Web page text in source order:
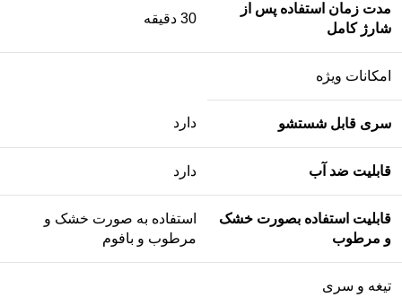
مدت زمان استفاده پس از
شارژ کامل
30 دقیقه
امکانات ویژه
سری قابل شستشو دارد
قابلیت ضد آب دارد
قابلیت استفاده بصورت خشک
و مرطوب
استفاده به صورت خشک و
مرطوب و بافوم
تیغه و سری